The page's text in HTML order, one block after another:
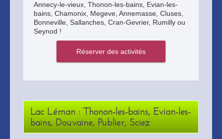
Annecy-le-vieux, Thonon-les-bains, Evian-les-
bains, Chamonix, Megeve, Annemasse, Cluses,
Bonneville, Sallanches, Cran-Gevrier, Rumilly ou
Seynod !
Lac Léman : Thonon-les-bains, Evian-les-
bains, Douvaine, Publier, Sciez